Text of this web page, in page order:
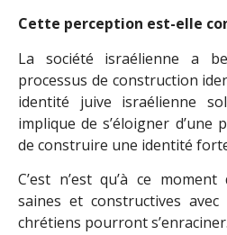
Cette perception est-elle
La société israélienne a
processus de construction
identité juive israélienne
implique de s’éloigner d’une
de construire une identité
C’est n’est qu’à ce
saines et constructives
chrétiens pourront